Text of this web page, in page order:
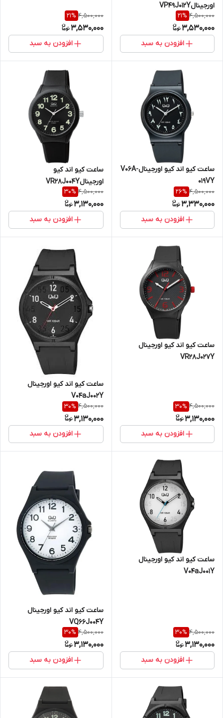
اورجینالVP49J012Y
4,500,000
21%
3,530,000
افزودن به سبد
4,500,000
21%
3,530,000
افزودن به سبد
ساعت کیو اند کیو اورجینالV06A-
019VY
4,500,000
26%
3,330,000
افزودن به سبد
ساعت کیو اند کیو
اورجینالVR28J004Y
4,500,000
30%
3,130,000
افزودن به سبد
ساعت کیو اند کیو اورجینال
VR28J027Y
4,500,000
30%
3,130,000
افزودن به سبد
ساعت کیو اند کیو اورجینال
V04aJ002Y
4,500,000
30%
3,130,000
افزودن به سبد
ساعت کیو اند کیو اورجینال
V04aJ001Y
4,500,000
30%
3,130,000
افزودن به سبد
ساعت کیو اند کیو اورجینال
VQ66J004Y
4,500,000
30%
3,130,000
افزودن به سبد